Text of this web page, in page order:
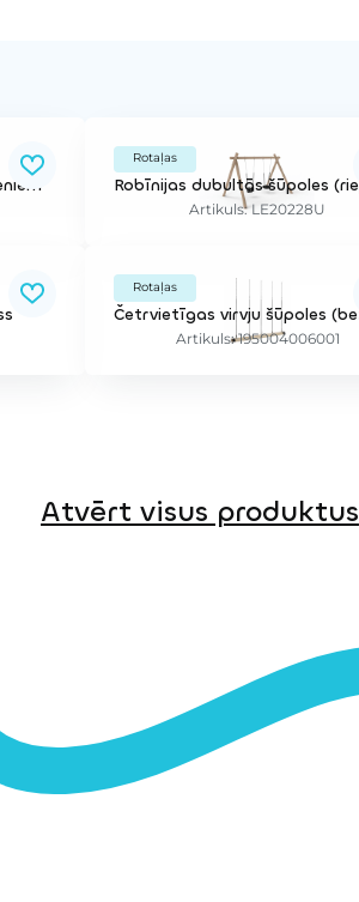
Rotaļas
Artikuls: LE20228U
Rotaļas
Artikuls: 195004006001
Atvērt visus produktus